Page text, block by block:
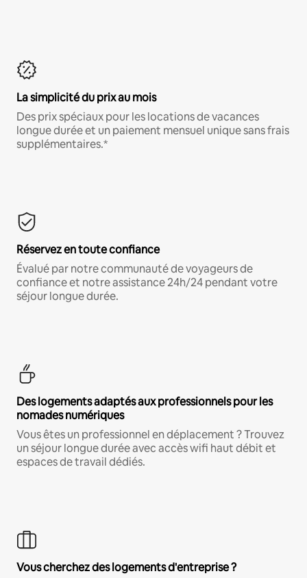
La simplicité du prix au mois
Des prix spéciaux pour les locations de vacances
longue durée et un paiement mensuel unique sans frais
supplémentaires.*
Réservez en toute confiance
Évalué par notre communauté de voyageurs de
confiance et notre assistance 24h/24 pendant votre
séjour longue durée.
Des logements adaptés aux professionnels pour les
nomades numériques
Vous êtes un professionnel en déplacement ? Trouvez
un séjour longue durée avec accès wifi haut débit et
espaces de travail dédiés.
Vous cherchez des logements d'entreprise ?